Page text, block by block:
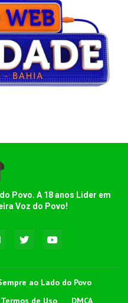
Povo. A 18 anos Lider em
Voz do Povo!
ao Lado do Povo
Termos de Uso DMCA